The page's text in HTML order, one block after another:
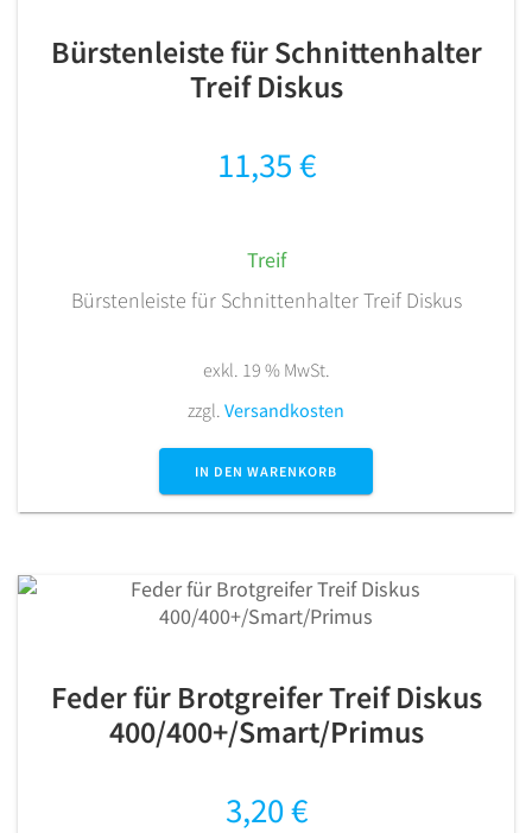
Bürstenleiste für Schnittenhalter
Treif Diskus
11,35€
Treif
Bürstenleiste für Schnittenhalter Treif Diskus
exkl. 19 % MwSt.
zzgl. Versandkosten
IN DEN WARENKORB
Feder für Brotgreifer Treif Diskus
400/400+/Smart/Primus
3,20€